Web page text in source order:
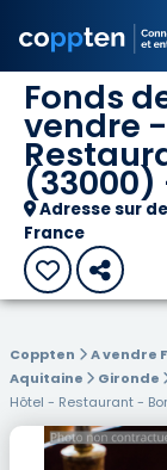
Fonds
vendre
(33000)
Adresse sur
France
Coppten A vendre
Aquitaine
Gironde
Hôtel - Restaurant -